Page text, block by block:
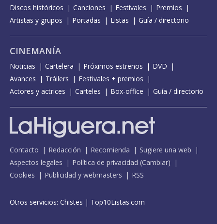
Discos históricos
Canciones Festivales
Premios
Artistas y grupos
Portadas Listas Guía / directorio
CINEMANÍA
Noticias Cartelera Próximos estrenos
DVD
Avances
Tráilers
Festivales + premios
Actores y actrices
Carteles Box-office Guía / directorio
Contacto Redacción Recomienda
Sugiere una web
Aspectos legales
Política de privacidad (Cambiar)
Cookies
Publicidad y webmasters RSS
Otros servicios: Chistes | Top10Listas.com